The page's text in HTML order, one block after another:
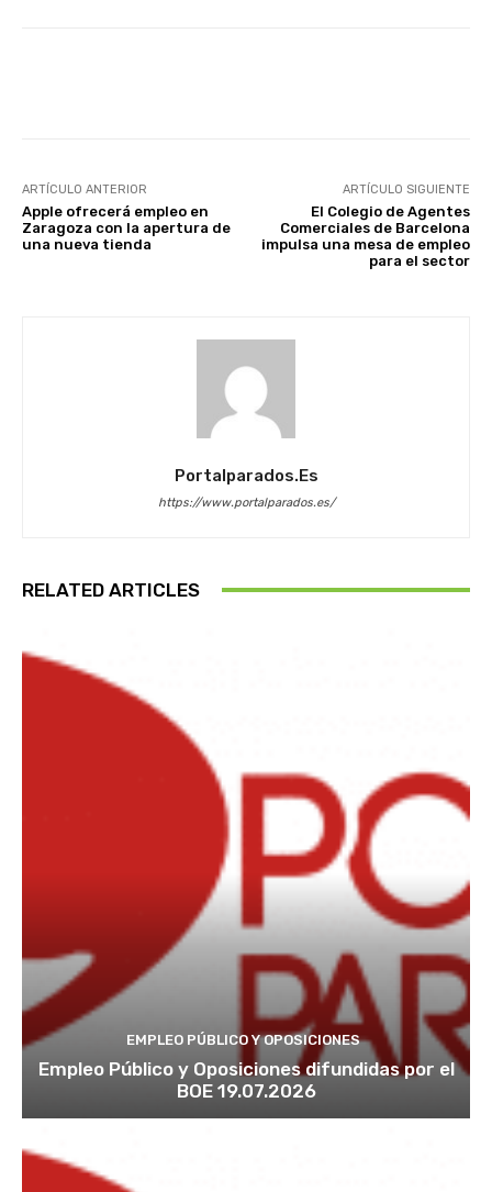
ARTÍCULO ANTERIOR
Apple ofrecerá empleo en
Zaragoza con la apertura de
una nueva tienda
ARTÍCULO SIGUIENTE
El Colegio de Agentes
Comerciales de Barcelona
impulsa una mesa de empleo
para el sector
Portalparados.es
https://www.portalparados.es/
RELATED ARTICLES
EMPLEO PÚBLICO Y OPOSICIONES
Empleo Público y Oposiciones difundidas por el
BOE 19.07.2026